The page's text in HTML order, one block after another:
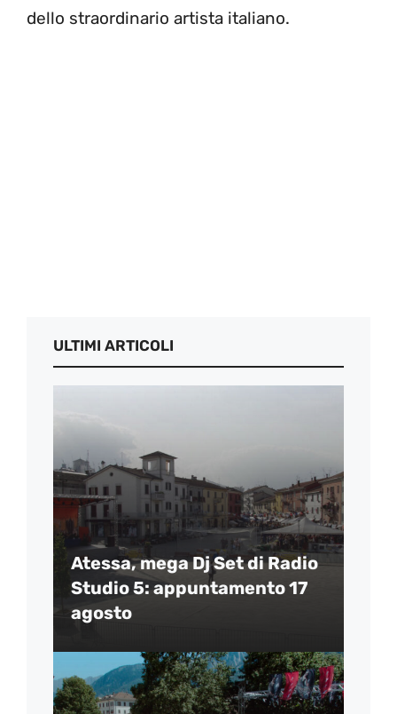
dello straordinario artista italiano.
ULTIMI ARTICOLI
Atessa, mega Dj Set di Radio
Studio 5: appuntamento 17
agosto